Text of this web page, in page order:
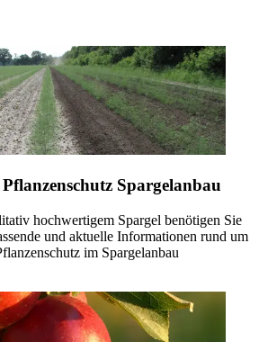
Spargelanbau
hochwertigem Spargel benötigen Sie
und aktuelle Informationen rund um
im Spargelanbau